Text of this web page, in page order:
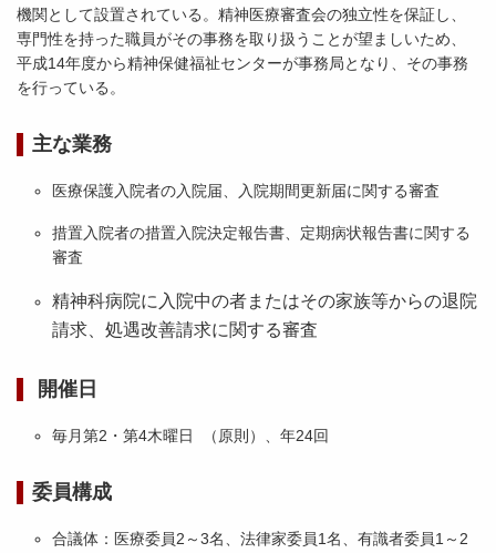
機関として設置されている。精神医療審査会の独立性を保証し、
専門性を持った職員がその事務を取り扱うことが望ましいため、
平成14年度から精神保健福祉センターが事務局となり、その事務
を行っている。
主な業務
医療保護入院者の入院届、入院期間更新届に関する審査
措置入院者の措置入院決定報告書、定期病状報告書に関する
審査
精神科病院に入院中の者またはその家族等からの退院
請求、処遇改善請求に関する審査
開催日
毎月第2・第4木曜日 （原則）、年24回
委員構成
合議体：医療委員2～3名、法律家委員1名、有識者委員1～2